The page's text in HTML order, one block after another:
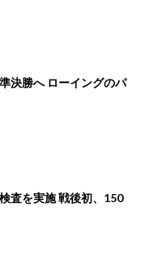
決勝へ ローイングのパ
査を実施 戦後初、150